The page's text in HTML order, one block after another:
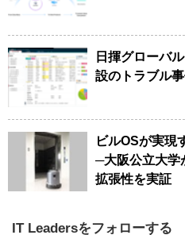
日揮グローバ
設のトラブル
ビルOSが実現
─大阪公立大学
拡張性を実証
IT Leadersをフォローする